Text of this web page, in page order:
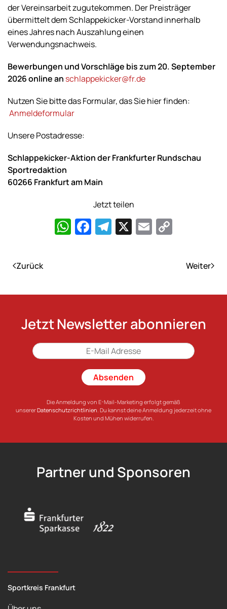
der Vereinsarbeit zugutekommen. Der Preisträger
übermittelt dem Schlappekicker-Vorstand innerhalb
eines Jahres nach Auszahlung einen
Verwendungsnachweis.
Bewerbungen und Vorschläge bis zum 20. September
2026 online an schlappekicker@fr.de
Nutzen Sie bitte das Formular, das Sie hier finden:
Anmeldeformular
Unsere Postadresse:
Schlappekicker-Aktionder Frankfurter Rundschau
Sportredaktion
60266 Frankfurt am Main
Jetzt teilen
WhatsApp
Facebook
Telegram
X Email
Zurück Weiter
Jetzt Newsletter abonnieren
Absenden
Die Anmeldung von E-Mail-Marketing erfolgt gemäß
unsererDatenschutzrichtlinien . Du kannst deine Anmeldung jederzeit ohne
Kosten und Mühen widerrufen.
Partner und Sponsoren
Sportkreis Frankfurt